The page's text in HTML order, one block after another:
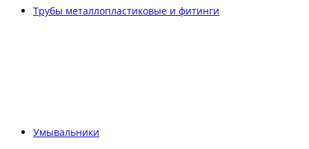
Трубы металлопластиковые и фитинги
Умывальники